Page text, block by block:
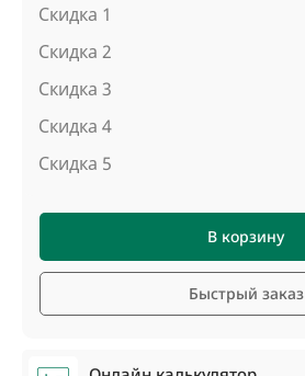
Скидка 1
Скидка 2
Скидка 3
Скидка 4
Скидка 5
В корзину
Быстрый заказ